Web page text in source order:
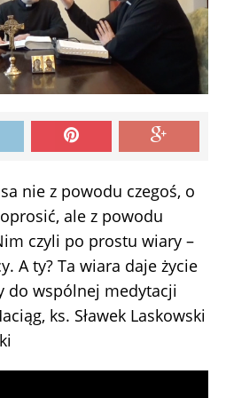
nie z powodu czegoś, o
ale z powodu
czyli po prostu wiary –
A ty? Ta wiara daje życie
do wspólnej medytacji
ks. Sławek Laskowski